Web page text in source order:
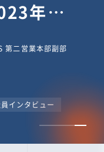
兼 Jooto事業部
入社 Jooto